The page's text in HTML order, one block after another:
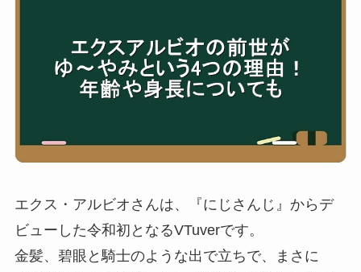
エクス・アルビオさんは、『にじさんじ』からデ
ビューした令和初となるVTuverです。
金髪、碧眼と騎士のような出で立ちで、まさに